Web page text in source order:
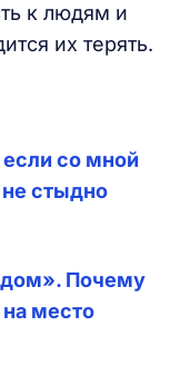
к людям и
их терять.
со мной
не стыдно
дом». Почему
место